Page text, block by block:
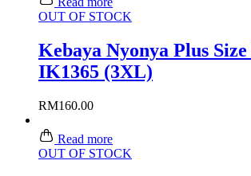
OUT OF STOCK
Kebaya Nyonya Plus
IK1365 (3XL)
RM160.00
Read more
OUT OF STOCK